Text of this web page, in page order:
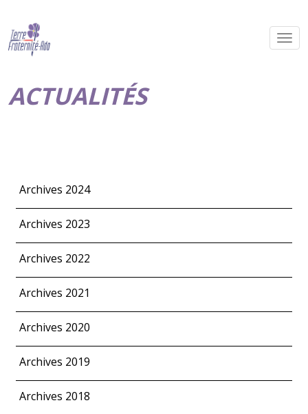
ACTUALITÉS
Archives 2024
Archives 2023
Archives 2022
Archives 2021
Archives 2020
Archives 2019
Archives 2018